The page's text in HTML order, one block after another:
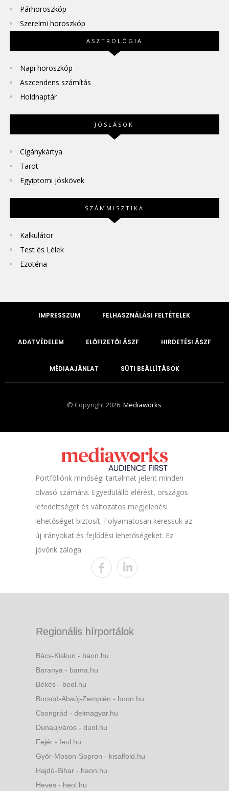
Párhoroszkóp
Szerelmi horoszkóp
ASZTROLÓGIA
Napi horoszkóp
Aszcendens számítás
Holdnaptár
JÓSLÁSOK
Cigánykártya
Tarot
Egyiptomi jóskövek
SZÁMMISZTIKA
Kalkulátor
Test és Lélek
Ezotéria
IMPRESSZUM FELHASZNÁLÁSI FELTÉTELEK
ADATVÉDELEM ELŐFIZETŐI ÁSZF HIRDETÉSI ÁSZF
MÉDIAAJÁNLAT SÜTI BEÁLLÍTÁSOK
© Copyright 2026.Mediaworks
Portfóliónk minőségi tartalmat jelent minden
olvasó számára. Egyedülálló elérést, országos
lefedettséget és változatos megjelenési
lehetőséget biztosít. Folyamatosan keressük az
új irányokat és fejlődési lehetőségeket. Ez
jövőnk záloga.
Regionális hírportálok
Bács-Kiskun - baon.hu
Baranya - bama.hu
Békés - beol.hu
Borsod-Abaúj-Zemplén - boon.hu
Csongrád - delmagyar.hu
Dunaújváros - duol.hu
Fejér - feol.hu
Győr-Moson-Sopron - kisalfold.hu
Hajdú-Bihar - haon.hu
Heves - heol.hu